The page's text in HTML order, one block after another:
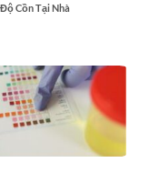
Cồn Tại Nhà